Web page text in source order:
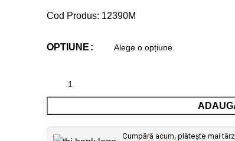
Cod Produs: 12390M
OPTIUNE
Cumpără acum, plătește mai